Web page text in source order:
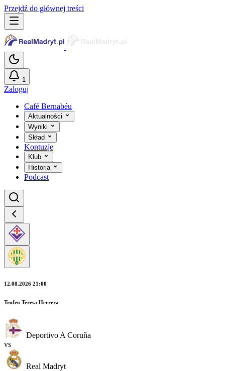
Przejdź do głównej treści
1
Zaloguj
Café Bernabéu
Aktualności
Wyniki
Skład
Kontuzje
Klub
Historia
Podcast
12.08.2026 21:00
Trofeo Teresa Herrera
Deportivo A Coruña
vs
Real Madryt